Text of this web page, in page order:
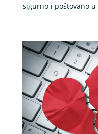
sigurno i poštovano